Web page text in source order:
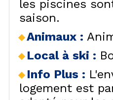
les piscines
saison.
Animaux :
Local à ski :
Info Plus :
logement est